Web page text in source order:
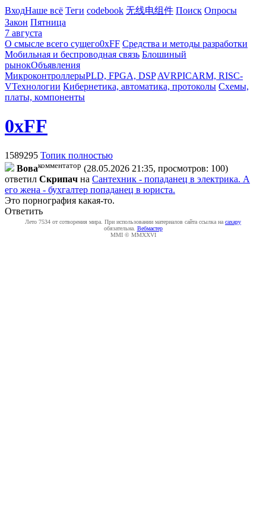
ВходНаше всё Теги codebook 无线电组件 Поиск Опросы
Закон Пятница
7 августа
О смысле всего сущего0xFF Средства и методы разработки
Мобильная и беспроводная связь Блошиный
рынокОбъявления
МикроконтроллерыPLD, FPGA, DSP AVRPICARM, RISC-
VТехнологии Кибернетика, автоматика, протоколы Схемы,
платы, компоненты
0xFF
1589295 Топик полностью
Boвaкомментатор (28.05.2026 21:35, просмотров: 100)
ответил Cкpипaч на Сантехник - попаданец в электрика. А
его жена - бухгалтер попаданец в юриста.
Это порнография какая-то.
Ответить
Лето 7534 от сотворения мира. При использовании материалов сайта ссылка на caxapу
обязательна. Вебмастер
MMI © MMXXVI